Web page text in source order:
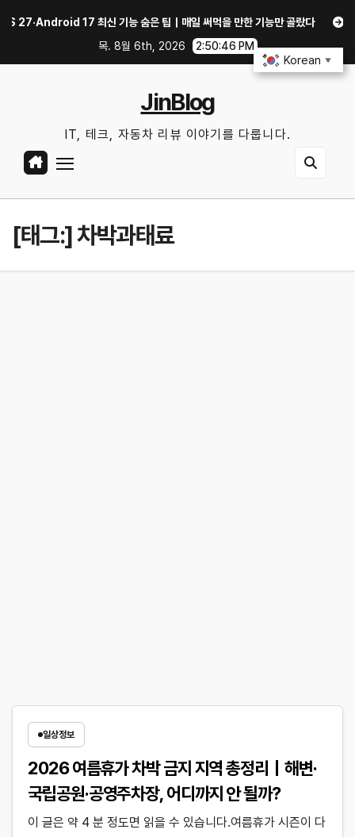
17 최신 기능 숨은 팁｜매일 써먹을 만한 기능만 골랐다
중고
목. 8월 6th, 2026
2:50:47 PM
JinBlog
IT, 테크, 자동차 리뷰 이야기를 다룹니다.
[태그:]차박과태료
일상정보
2026 여름휴가 차박 금지 지역 총정리｜해변·
국립공원·공영주차장, 어디까지 안 될까?
이 글은 약 4 분 정도면 읽을 수 있습니다.여름휴가 시즌이 다
Korean ▼